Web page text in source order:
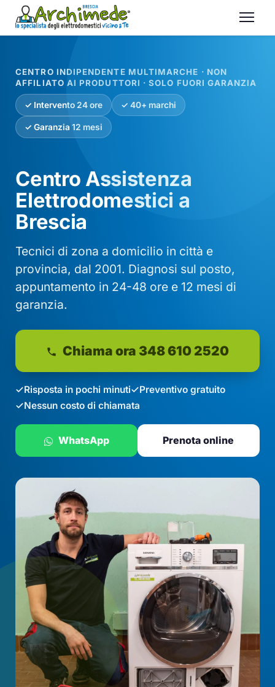
CENTRO INDIPENDENTE MULTIMARCHE · NON
AFFILIATO AI PRODUTTORI · SOLO FUORI GARANZIA
✓ Intervento 24 ore ✓ 40+ marchi
✓ Garanzia 12 mesi
Centro Assistenza
Elettrodomestici a
Brescia
Tecnici di zona a domicilio in città e
provincia, dal 2001. Diagnosi sul posto,
appuntamento in 24-48 ore e 12 mesi di
garanzia.
Chiama ora 348 610 2520
Risposta in pochi minuti
Preventivo gratuito
Nessun costo di chiamata
WhatsApp Prenota online